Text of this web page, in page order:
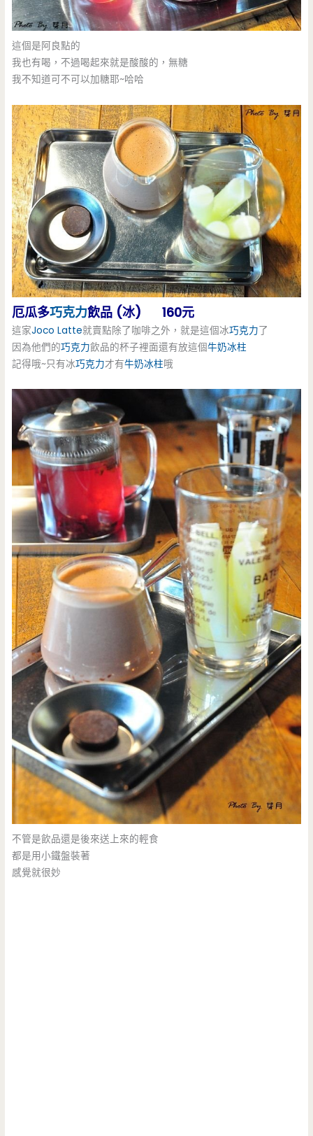
這個是阿良點的
我也有喝，不過喝起來就是酸酸的，無糖
我不知道可不可以加糖耶~哈哈
厄瓜多巧克力飲品 (冰) 160元
這家Joco Latte就賣點除了咖啡之外，就是這個冰巧克力了
因為他們的巧克力飲品的杯子裡面還有放這個牛奶冰柱
記得哦~只有冰巧克力才有牛奶冰柱哦
不管是飲品還是後來送上來的輕食
都是用小鐵盤裝著
感覺就很妙